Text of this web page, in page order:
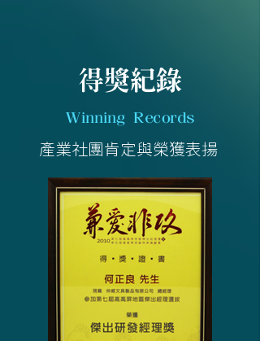
得獎紀錄
Winning Records
產業社團肯定與榮獲表揚